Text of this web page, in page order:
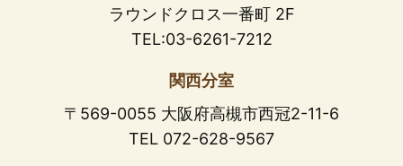
ラウンドクロス一番町 2F
TEL:03-6261-7212
関西分室
〒569-0055 大阪府高槻市西冠2-11-6
TEL 072-628-9567